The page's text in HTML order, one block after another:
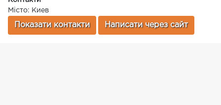
Місто: Киев
Показати контакти Написати через сайт